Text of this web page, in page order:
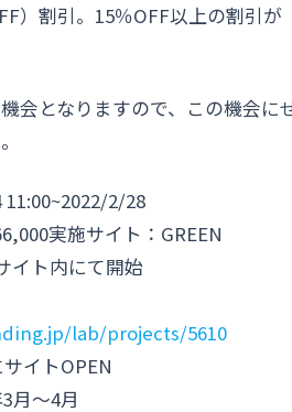
）割引。15％OFF以上の割引が
会となりますので、この機会に
2/28
実施サイト：GREEN
イト内にて開始
lab/projects/5610
イトOPEN
月～4月